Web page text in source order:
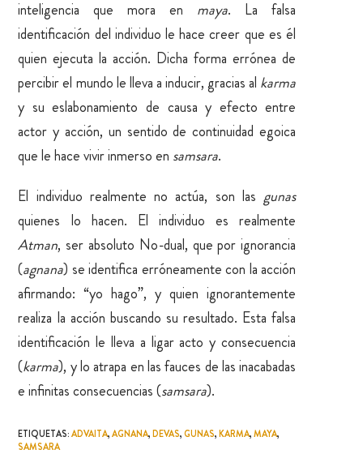
inteligencia que mora en maya. La falsa
identificación del individuo le hace creer que es él
quien ejecuta la acción. Dicha forma errónea de
percibir el mundo le lleva a inducir, gracias al karma
y su eslabonamiento de causa y efecto entre
actor y acción, un sentido de continuidad egoica
que le hace vivir inmerso en samsara.
El individuo realmente no actúa, son lasgunas
quienes lo hacen. El individuo es realmente
Atman, ser absoluto No-dual, que por ignorancia
(agnana) se identifica erróneamente con la acción
afirmando: “yo hago”, y quien ignorantemente
realiza la acción buscando su resultado. Esta falsa
identificación le lleva a ligar acto y consecuencia
(karma), y lo atrapa en las fauces de las inacabadas
e infinitas consecuencias (samsara).
ETIQUETAS:ADVAITA, AGNANA, DEVAS, GUNAS, KARMA, MAYA,
SAMSARA